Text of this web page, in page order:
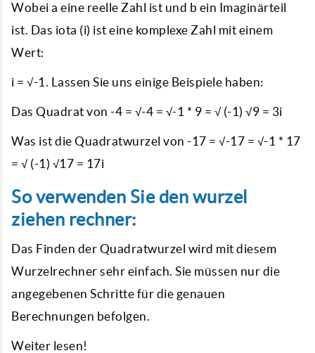
Wobei a eine reelle Zahl ist und b ein Imaginärteil
ist. Das iota (i) ist eine komplexe Zahl mit einem
Wert:
i = √-1. Lassen Sie uns einige Beispiele haben:
Das Quadrat von -4 = √-4 = √-1 * 9 = √ (-1) √9 = 3i
Was ist die Quadratwurzel von -17 = √-17 = √-1 * 17
= √ (-1) √17 = 17i
So verwenden Sie den wurzel
ziehen rechner:
Das Finden der Quadratwurzel wird mit diesem
Wurzelrechner sehr einfach. Sie müssen nur die
angegebenen Schritte für die genauen
Berechnungen befolgen.
Weiter lesen!